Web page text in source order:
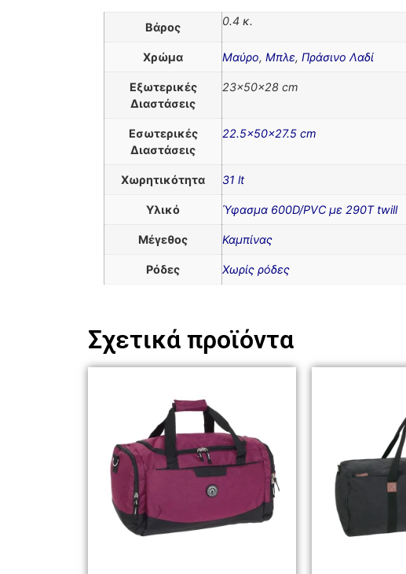
Βάρος 0.4 κ.
Χρώμα Μαύρο, Μπλε, Πράσινο Λαδί
Εξωτερικές
Διαστάσεις
23x50x28 cm
Εσωτερικές
Διαστάσεις
22.5x50x27.5 cm
Χωρητικότητα 31 lt
Υλικό Ύφασμα 600D/PVC με 290T twill
Μέγεθος Καμπίνας
Ρόδες Χωρίς ρόδες
Σχετικά προϊόντα